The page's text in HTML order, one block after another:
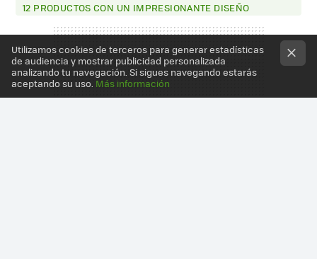
12 PRODUCTOS CON UN IMPRESIONANTE DISEÑO
Utilizamos cookies de terceros para generar estadísticas
de audiencia y mostrar publicidad personalizada
analizando tu navegación. Si sigues navegando estarás
aceptando su uso. Más información